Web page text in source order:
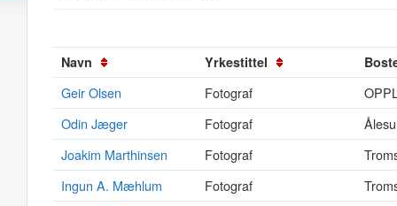
Navn Yrkestittel
Geir Olsen Fotograf
Odin Jæger
Fotograf
Joakim Marthinsen
Fotograf
Ingun A. Mæhlum
Fotograf